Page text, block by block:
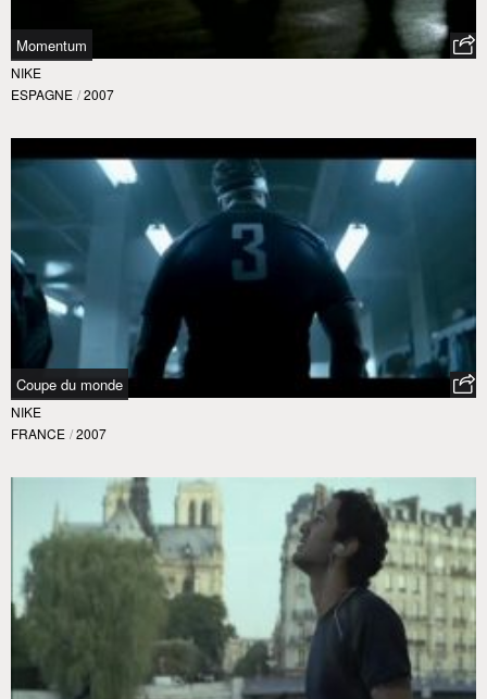
Momentum
NIKE
ESPAGNE / 2007
Coupe du monde
NIKE
FRANCE / 2007